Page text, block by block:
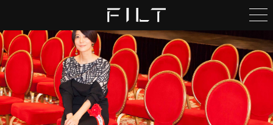
いつもの島で語り尽くす、
大人の軽やかな遊び方。
俳優・哀川 翔 × 俳優・原田龍二
生き方さがしの道しるべ
作家・佐藤優×チームみらい党首・安野貴博